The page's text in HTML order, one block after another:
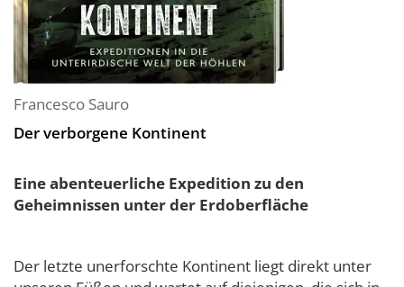
Francesco Sauro
Der verborgene Kontinent
Eine abenteuerliche Expedition zu den
Geheimnissen unter der Erdoberfläche
Der letzte unerforschte Kontinent liegt direkt unter